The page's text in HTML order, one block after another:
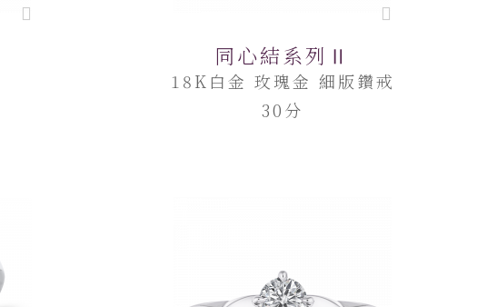
同心結系列Ⅱ
18K白金 玫瑰金 細版鑽戒
30分